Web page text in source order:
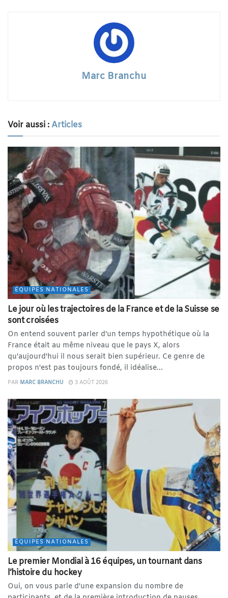
Marc Branchu
Voir aussi :Articles
ÉQUIPES NATIONALES
Le jour où les trajectoires de la France et de la Suisse se
sont croisées
On entend souvent parler d'un temps hypothétique où la
France était au même niveau que le pays X, alors
qu'aujourd'hui il nous serait bien supérieur. Ce genre de
propos n'est pas toujours fondé, il idéalise...
PAR MARC BRANCHU 3 AOÛT 2026
ÉQUIPES NATIONALES
Le premier Mondial à 16 équipes, un tournant dans
l’histoire du hockey
Oui, on vous parle d'une expansion du nombre de